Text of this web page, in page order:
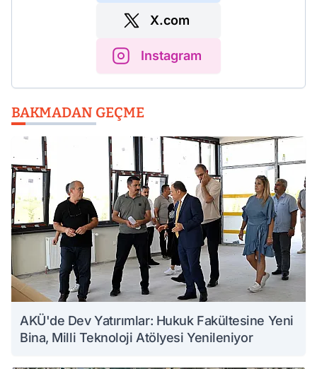
X.com
Instagram
BAKMADAN GEÇME
AKÜ'de Dev Yatırımlar: Hukuk Fakültesine Yeni
Bina, Milli Teknoloji Atölyesi Yenileniyor